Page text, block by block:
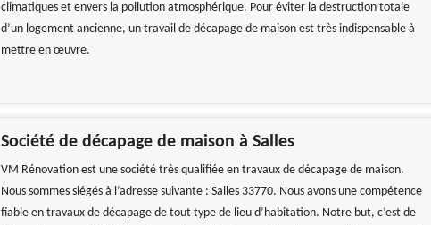
climatiques et envers la pollution atmosphérique. Pour éviter la destruction totale
d’un logement ancienne, un travail de décapage de maison est très indispensable à
mettre en œuvre.
Société de décapage de maison à Salles
VM Rénovation est une société très qualifiée en travaux de décapage de maison.
Nous sommes siégés à l’adresse suivante : Salles 33770. Nous avons une compétence
fiable en travaux de décapage de tout type de lieu d’habitation. Notre but, c’est de